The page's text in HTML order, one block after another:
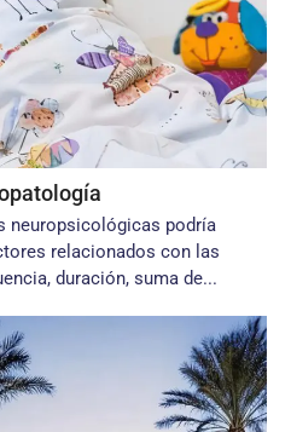
neuropsicológicas podría
relacionados con las
duración, suma de...